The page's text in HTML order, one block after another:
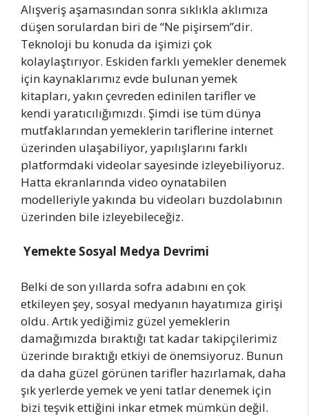
Alışveriş aşamasından sonra sıklıkla aklımıza
düşen sorulardan biri de “Ne pişirsem”dir.
Teknoloji bu konuda da işimizi çok
kolaylaştırıyor. Eskiden farklı yemekler denemek
için kaynaklarımız evde bulunan yemek
kitapları, yakın çevreden edinilen tarifler ve
kendi yaratıcılığımızdı. Şimdi ise tüm dünya
mutfaklarından yemeklerin tariflerine internet
üzerinden ulaşabiliyor, yapılışlarını farklı
platformdaki videolar sayesinde izleyebiliyoruz.
Hatta ekranlarında video oynatabilen
modelleriyle yakında bu videoları buzdolabının
üzerinden bile izleyebileceğiz.
Yemekte Sosyal Medya Devrimi
Belki de son yıllarda sofra adabını en çok
etkileyen şey, sosyal medyanın hayatımıza girişi
oldu. Artık yediğimiz güzel yemeklerin
damağımızda bıraktığı tat kadar takipçilerimiz
üzerinde bıraktığı etkiyi de önemsiyoruz. Bunun
da daha güzel görünen tarifler hazırlamak, daha
şık yerlerde yemek ve yeni tatlar denemek için
bizi teşvik ettiğini inkar etmek mümkün değil.